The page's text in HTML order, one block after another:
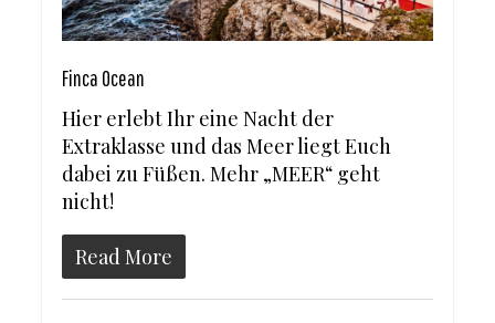
Finca Ocean
Hier erlebt Ihr eine Nacht der
Extraklasse und das Meer liegt Euch
dabei zu Füßen. Mehr „MEER“ geht
nicht!
Read More